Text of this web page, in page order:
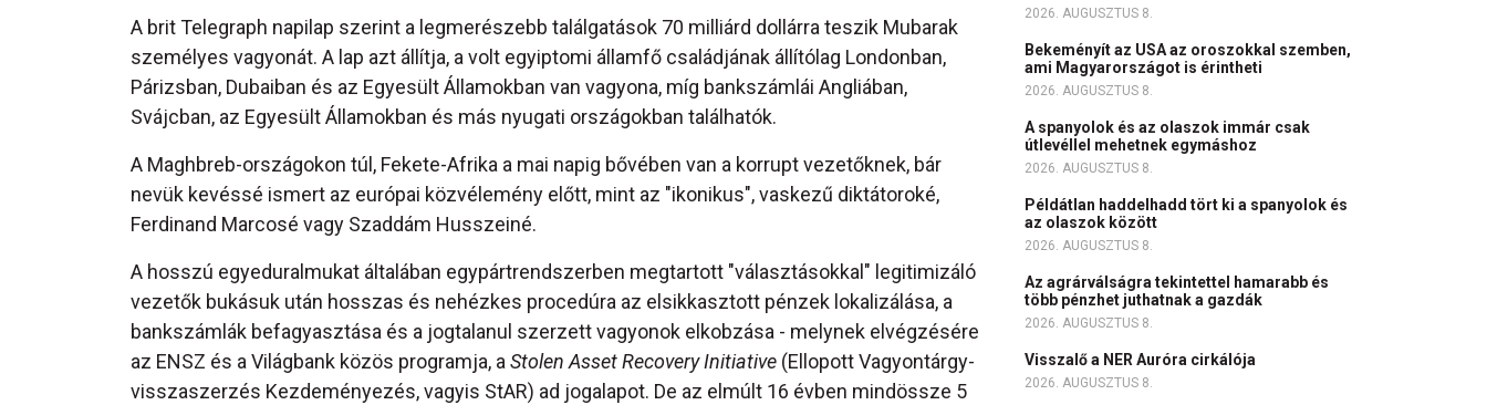
A brit Telegraph napilap szerint a legmerészebb találgatások 70 milliárd dollárra teszik Mubarak
személyes vagyonát. A lap azt állítja, a volt egyiptomi államfő családjának állítólag Londonban,
Párizsban, Dubaiban és az Egyesült Államokban van vagyona, míg bankszámlái Angliában,
Svájcban, az Egyesült Államokban és más nyugati országokban találhatók.
A Maghbreb-országokon túl, Fekete-Afrika a mai napig bővében van a korrupt vezetőknek, bár
nevük kevéssé ismert az európai közvélemény előtt, mint az "ikonikus", vaskezű diktátoroké,
Ferdinand Marcosé vagy Szaddám Husszeiné.
A hosszú egyeduralmukat általában egypártrendszerben megtartott "választásokkal" legitimizáló
vezetők bukásuk után hosszas és nehézkes procedúra az elsikkasztott pénzek lokalizálása, a
bankszámlák befagyasztása és a jogtalanul szerzett vagyonok elkobzása - melynek elvégzésére
az ENSZ és a Világbank közös programja, aStolen Asset Recovery Initiative (Ellopott Vagyontárgy-
visszaszerzés Kezdeményezés, vagyis StAR) ad jogalapot. De az elmúlt 16 évben mindössze 5
2026. AUGUSZTUS 8.
Bekeményít az USA az oroszokkal szemben,
ami Magyarországot is érintheti
2026. AUGUSZTUS 8.
A spanyolok és az olaszok immár csak
útlevéllel mehetnek egymáshoz
2026. AUGUSZTUS 8.
Példátlan haddelhadd tört ki a spanyolok és
az olaszok között
2026. AUGUSZTUS 8.
Az agrárválságra tekintettel hamarabb és
több pénzhet juthatnak a gazdák
2026. AUGUSZTUS 8.
Visszalő a NER Auróra cirkálója
2026. AUGUSZTUS 8.